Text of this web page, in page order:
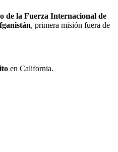
de la Fuerza Internacional de
, primera misión fuera de
en California.